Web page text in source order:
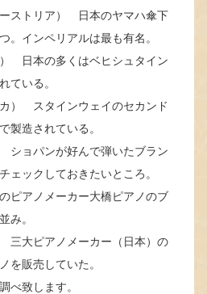
ストリア） 日本のヤマハ傘下
。インペリアルは最も有名。
日本の多くはベヒシュタイン
ている。
） スタインウェイのセカンド
製造されている。
ショパンが好んで弾いたブラン
ェックしておきたいところ。
ピアノメーカー大橋ピアノのブ
み。
三大ピアノメーカー（日本）の
を販売していた。
べ致します。